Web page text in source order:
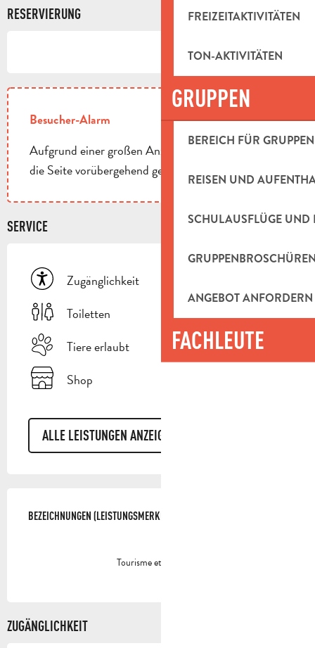
FREIZEITAKTIVITÄTEN
TON-AKTIVITÄTEN
GRUPPEN
BEREICH FÜR GRUPPEN
REISEN UND
SCHULAUSFLÜGE UND
ANGEBOT ANFORDERN
FACHLEUTE
RESERVIERUNG
Besucher-Alarm
Aufgrund einer großen Anzahl von Personen kann
die Seite vorübergehend geschlossen werden.
SERVICE
Zugänglichkeit
Toiletten
Tiere erlaubt
Shop
ALLE LEISTUNGEN ANZEIGEN
BEZEICHNUNGEN (LEISTUNGSMERKMALE)
BEZEICHNUNGEN (LEISTUNGSMERKMALE)
Tourisme et handicap
ZUGÄNGLICHKEIT